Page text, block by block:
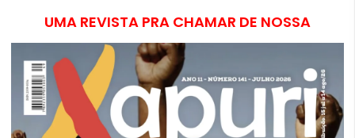
UMA REVISTA PRA CHAMAR DE NOSSA